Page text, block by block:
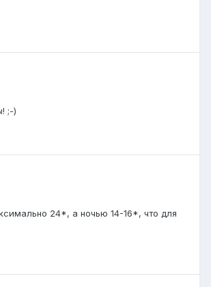
;-)
24*, а ночью 14-16*, что для